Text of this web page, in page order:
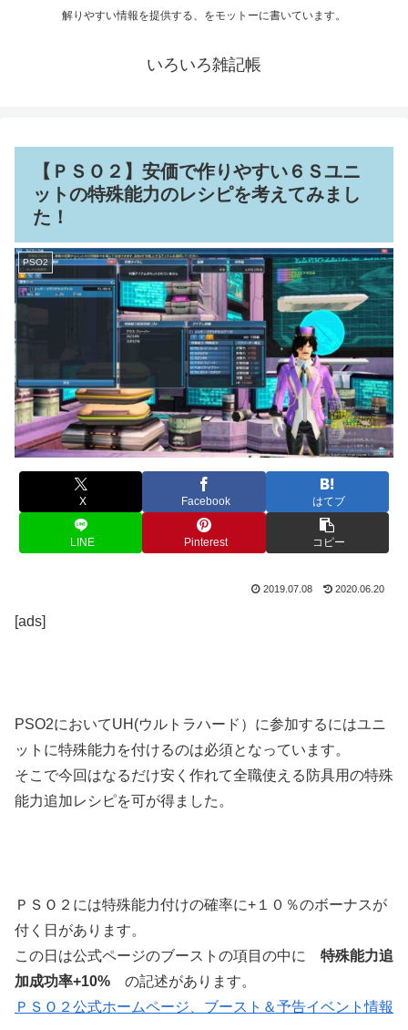
解りやすい情報を提供する、をモットーに書いています。
いろいろ雑記帳
【ＰＳＯ２】安価で作りやすい６Ｓユニ
ットの特殊能力のレシピを考えてみまし
た！
PSO2
X Facebook はてブ
LINE Pinterest コピー
2019.07.08 2020.06.20
[ads]
PSO2においてUH(ウルトラハード）に参加するにはユニ
ットに特殊能力を付けるのは必須となっています。
そこで今回はなるだけ安く作れて全職使える防具用の特殊
能力追加レシピを可が得ました。
ＰＳＯ２には特殊能力付けの確率に+１０％のボーナスが
付く日があります。
この日は公式ページのブーストの項目の中に 特殊能力追
加成功率+10% の記述があります。
ＰＳＯ２公式ホームページ、ブースト＆予告イベント情報